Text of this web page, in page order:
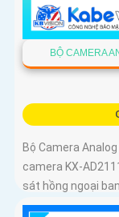
BỘ CAMERA
Bộ Camera
camera KX-
sát hồng ngoại
với khả năng...